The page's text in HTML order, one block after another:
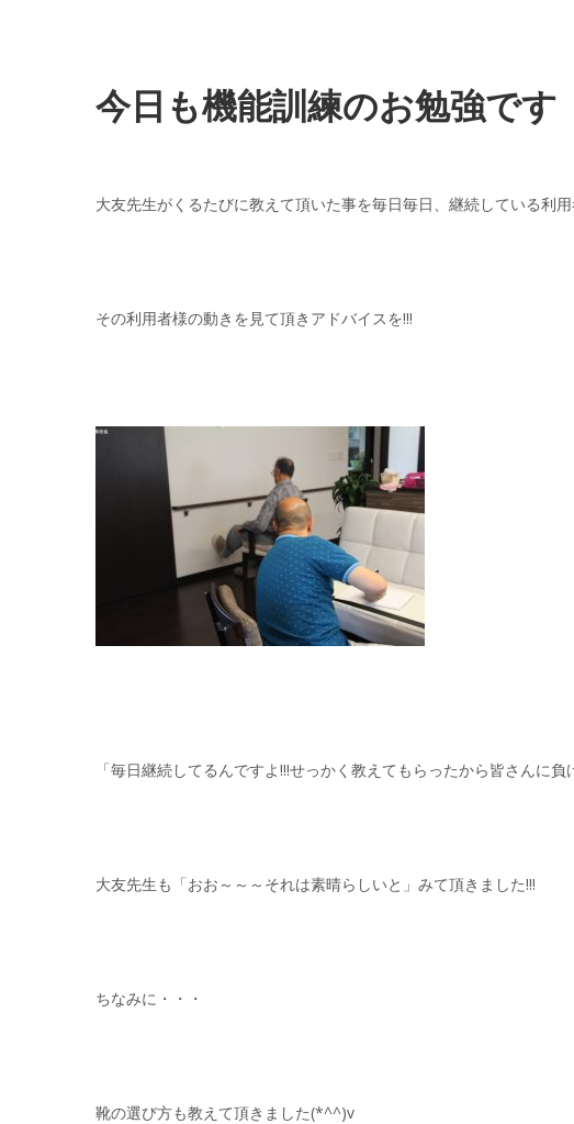
今日も機能訓練のお勉強です
大友先生がくるたびに教えて頂いた事を毎日毎日、継続している利
その利用者様の動きを見て頂きアドバイスを!!!
「毎日継続してるんですよ!!!せっかく教えてもらったから皆さんに
大友先生も「おお～～～それは素晴らしいと」みて頂きました!!!
ちなみに・・・
靴の選び方も教えて頂きました(*^^)v